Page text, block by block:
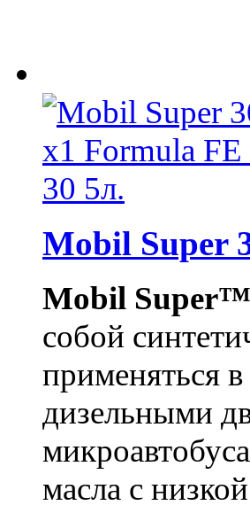
Mobil Super
Mobil Super™
собой
применяться
дизельными
масла с